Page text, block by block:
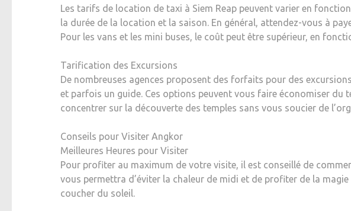
Les tarifs de location de taxi à Siem Reap peuvent varier en
la durée de la location et la saison. En général, attendez-vous à
Pour les vans et les mini buses, le coût peut être supérieur, en
Tarification des Excursions
De nombreuses agences proposent des forfaits pour des
et parfois un guide. Ces options peuvent vous faire économiser du
concentrer sur la découverte des temples sans vous soucier de
Conseils pour Visiter Angkor
Meilleures Heures pour Visiter
Pour profiter au maximum de votre visite, il est conseillé de
vous permettra d’éviter la chaleur de midi et de profiter de la
coucher du soleil.